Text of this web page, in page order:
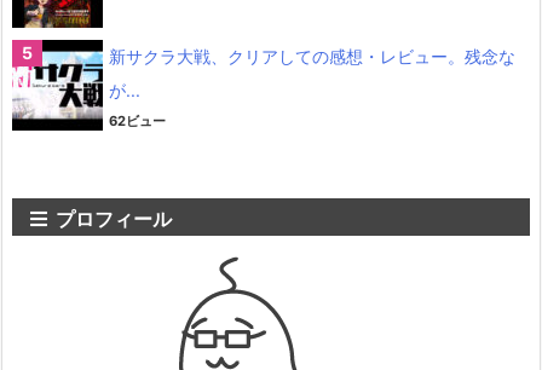
新サクラ大戦、クリアしての感想・レビュー。残念な
が...
62ビュー
プロフィール